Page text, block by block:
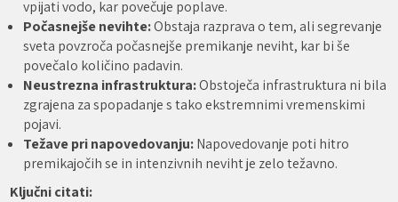
vpijati vodo, kar povečuje poplave.
Počasnejše nevihte:Obstaja razprava o tem, ali segrevanje
sveta povzroča počasnejše premikanje neviht, kar bi še
povečalo količino padavin.
Neustrezna infrastruktura:Obstoječa infrastruktura ni bila
zgrajena za spopadanje s tako ekstremnimi vremenskimi
pojavi.
Težave pri napovedovanju:Napovedovanje poti hitro
premikajočih se in intenzivnih neviht je zelo težavno.
Ključni citati: